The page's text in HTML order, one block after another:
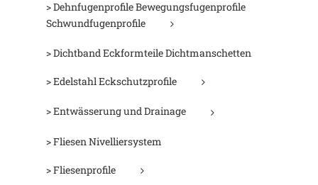
> Dehnfugenprofile Bewegungsfugenprofile
Schwundfugenprofile
> Dichtband Eckformteile Dichtmanschetten
> Edelstahl Eckschutzprofile
> Entwässerung und Drainage
> Fliesen Nivelliersystem
> Fliesenprofile